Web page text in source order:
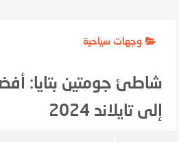
وجهات سياحية
شاطئ جومتين بتايا:
إلى تايلاند 2024